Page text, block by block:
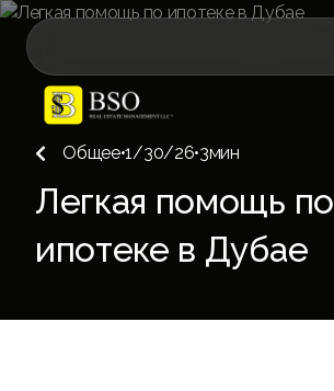
Общее•1/30/26•3мин
Легкая помощь по
ипотеке в Дубае